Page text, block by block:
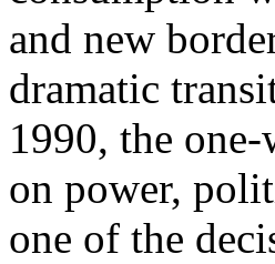
and new
dramatic
1990, the
on power,
one of the